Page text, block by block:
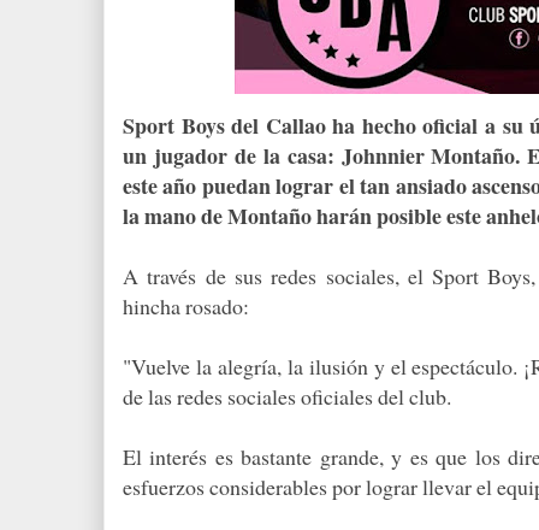
Sport Boys del Callao ha hecho oficial a
un jugador de la casa: Johnnier Montaño.
este año puedan lograr el tan ansiado
la mano de Montaño harán posible este
A través de sus redes sociales, el Sport
hincha rosado:
"Vuelve la alegría, la ilusión y el espectáculo.
de las redes sociales oficiales del club.
El interés es bastante grande, y es que los
esfuerzos considerables por lograr llevar el